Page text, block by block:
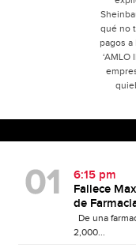
qué no
pagos a
‘AMLO
6:15 pm
Fallece
de
De una
2,000...